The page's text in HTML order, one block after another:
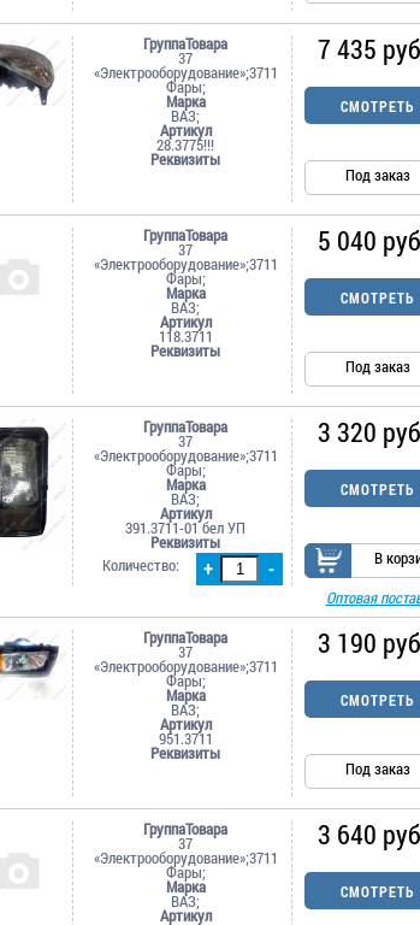
ГруппаТовара
37
«Электрооборудование»;3711
Фары;
Марка
ВАЗ;
Артикул
28.3775!!!
Реквизиты
7 435
СМОТРЕТЬ
Под заказ
ГруппаТовара
37
«Электрооборудование»;3711
Фары;
Марка
ВАЗ;
Артикул
118.3711
Реквизиты
5 040
СМОТРЕТЬ
Под заказ
ГруппаТовара
37
«Электрооборудование»;3711
Фары;
Марка
ВАЗ;
Артикул
391.3711-01 бел УП
Реквизиты
+ -
Количество:
3 320
СМОТРЕТЬ
В
Оптовая
ГруппаТовара
37
«Электрооборудование»;3711
Фары;
Марка
ВАЗ;
Артикул
951.3711
Реквизиты
3 190
СМОТРЕТЬ
Под заказ
ГруппаТовара
37
«Электрооборудование»;3711
Фары;
Марка
ВАЗ;
Артикул
3 640
СМОТРЕТЬ